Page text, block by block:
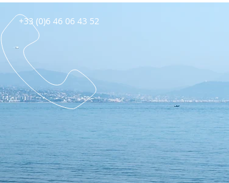
+33 (0)6 46 06 43 52